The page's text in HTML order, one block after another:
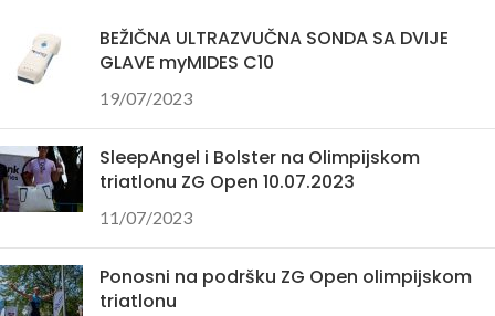
dostupni smo na:
nabava@bolster.hr i tel +385 1
BEŽIČNA ULTRAZVUČNA SONDA SA DVIJE
GLAVE myMIDES C10
19/07/2023
SleepAngel i Bolster na Olimpijskom
triatlonu ZG Open 10.07.2023
11/07/2023
Ponosni na podršku ZG Open olimpijskom
triatlonu